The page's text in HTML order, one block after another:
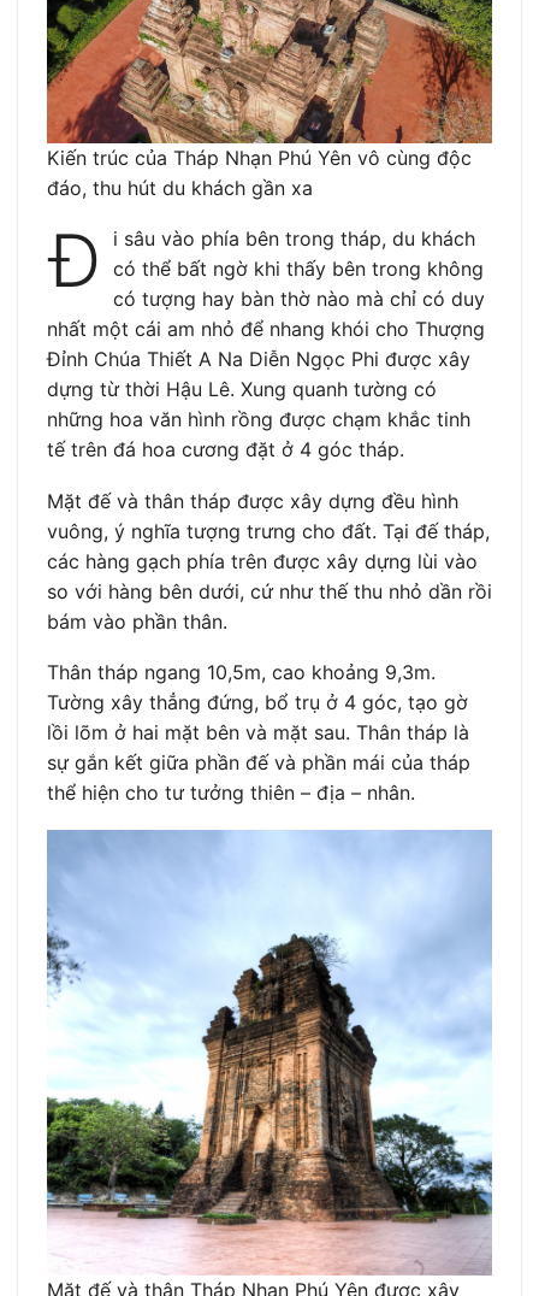
Kiến trúc của Tháp Nhạn Phú Yên vô cùng độc
đáo, thu hút du khách gần xa
Đ
i sâu vào phía bên trong tháp, du khách
có thể bất ngờ khi thấy bên trong không
có tượng hay bàn thờ nào mà chỉ có duy
nhất một cái am nhỏ để nhang khói cho Thượng
Đỉnh Chúa Thiết A Na Diễn Ngọc Phi được xây
dựng từ thời Hậu Lê. Xung quanh tường có
những hoa văn hình rồng được chạm khắc tinh
tế trên đá hoa cương đặt ở 4 góc tháp.
Mặt đế và thân tháp được xây dựng đều hình
vuông, ý nghĩa tượng trưng cho đất. Tại đế tháp,
các hàng gạch phía trên được xây dựng lùi vào
so với hàng bên dưới, cứ như thế thu nhỏ dần rồi
bám vào phần thân.
Thân tháp ngang 10,5m, cao khoảng 9,3m.
Tường xây thẳng đứng, bổ trụ ở 4 góc, tạo gờ
lồi lõm ở hai mặt bên và mặt sau. Thân tháp là
sự gắn kết giữa phần đế và phần mái của tháp
thể hiện cho tư tưởng thiên – địa – nhân.
Mặt đế và thân Tháp Nhạn Phú Yên được xây